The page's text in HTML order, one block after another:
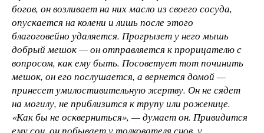
богов, он возливает на них масло из своего сосуда,
опускается на колени и лишь после этого
благоговейно удаляется. Прогрызет у него мышь
добрый мешок — он отправляется к прорицателю с
вопросом, как ему быть. Посоветует тот починить
мешок, он его послушается, а вернется домой —
принесет умилостивительную жертву. Он не сядет
на могилу, не приблизится к трупу или роженице.
«Как бы не оскверниться», — думает он. Привидится